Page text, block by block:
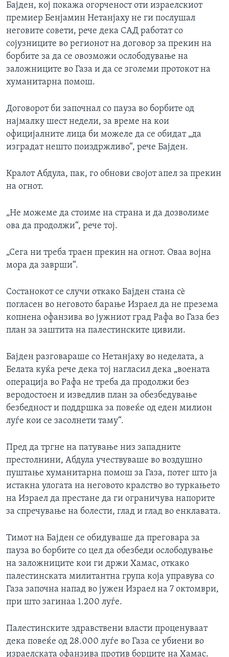
Бајден, кој покажа огорченост оти израелскиот
премиер Бенјамин Нетанјаху не ги послушал
неговите совети, рече дека САД работат со
сојузниците во регионот на договор за прекин на
борбите за да се овозможи ослободување на
заложниците во Газа и да се зголеми протокот на
хуманитарна помош.
Договорот би започнал со пауза во борбите од
најмалку шест недели, за време на кои
официјалните лица би можеле да се обидат „да
изградат нешто поиздржливо“, рече Бајден.
Кралот Абдула, пак, го обнови својот апел за прекин
на огнот.
„Не можеме да стоиме на страна и да дозволиме
ова да продолжи“, рече тој.
„Сега ни треба траен прекин на огнот. Оваа војна
мора да заврши“.
Состанокот се случи откако Бајден стана сè
погласен во неговото барање Израел да не презема
копнена офанзива во јужниот град Рафа во Газа без
план за заштита на палестинските цивили.
Бајден разговараше со Нетанјаху во неделата, а
Белата куќа рече дека тој нагласил дека „воената
операција во Рафа не треба да продолжи без
веродостоен и изведлив план за обезбедување
безбедност и поддршка за повеќе од еден милион
луѓе кои се засолнети таму“.
Пред да тргне на патување низ западните
престолнини, Абдула учествуваше во воздушно
пуштање хуманитарна помош за Газа, потег што ја
истакна улогата на неговото кралство во туркањето
на Израел да престане да ги ограничува напорите
за спречување на болести, глад и глад во енклавата.
Тимот на Бајден се обидуваше да преговара за
пауза во борбите со цел да обезбеди ослободување
на заложниците кои ги држи Хамас, откако
палестинската милитантна група која управува со
Газа започна напад во јужен Израел на 7 октомври,
при што загинаа 1.200 луѓе.
Палестинските здравствени власти проценуваат
дека повеќе од 28.000 луѓе во Газа се убиени во
израелската офанзива против борците на Хамас.